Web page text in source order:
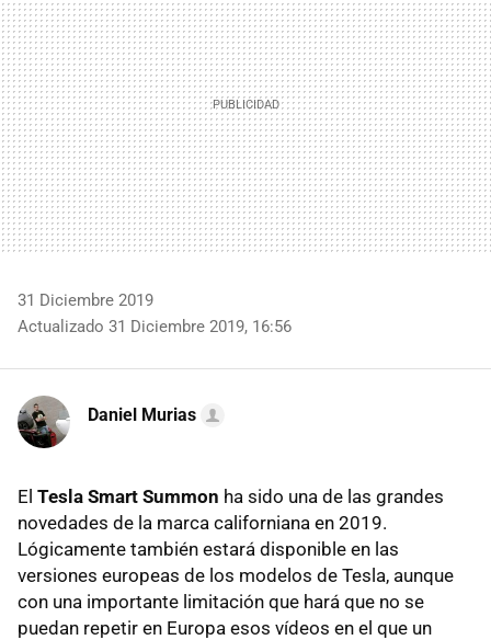
31 Diciembre 2019
Actualizado 31 Diciembre 2019, 16:56
Daniel Murias
El Tesla Smart Summon ha sido una de las grandes
novedades de la marca californiana en 2019.
Lógicamente también estará disponible en las
versiones europeas de los modelos de Tesla, aunque
con una importante limitación que hará que no se
puedan repetir en Europa esos vídeos en el que un